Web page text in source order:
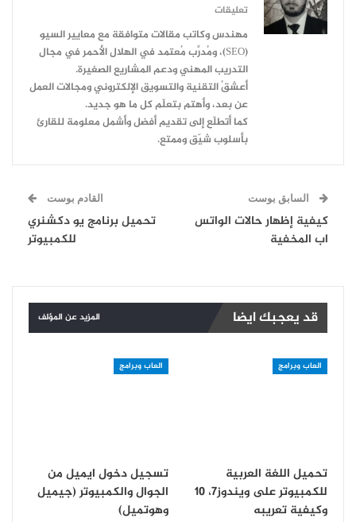
تعليقات
مهندس وكاتب مقالات متوافقة مع معايير السيو
(SEO)، ومُدرِّب مُعتمد في الهلال الأحمر في مجال
التدريب المهني ودعم المشاريع الصغيرة.
أعشقُ التقنية والتسويق الإلكتروني ومجالات العمل
عن بعد، وأهتم بتعلّم كل ما هو جديد.
كما أتطلّع إلى تقديم أفضل وأشمل معلومة للقارئ
بأسلوب شيّق وممتع.
السابق بوست
كيفية إظهار حالات الواتس
اب المخفية
القادم بوست
تحميل برنامج يو دكشنري
للكمبيوتر
قد يعجبك ايضا المزيد عن المؤلف
العاب وبرامج
تحميل اللغة العربية
للكمبيوتر على ويندوز7، 10
وكيفية تعريبه
العاب وبرامج
تسجيل دخول ايميل من
الجوال والكمبيوتر (جيميل
وهوتميل)